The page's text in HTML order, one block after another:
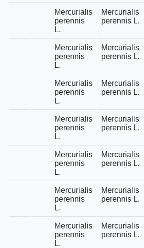
Mercurialis
perennis
L.
Mercurialis
perennis L.
Mercurialis
perennis
L.
Mercurialis
perennis L.
Mercurialis
perennis
L.
Mercurialis
perennis L.
Mercurialis
perennis
L.
Mercurialis
perennis L.
Mercurialis
perennis
L.
Mercurialis
perennis L.
Mercurialis
perennis
L.
Mercurialis
perennis L.
Mercurialis
perennis
L.
Mercurialis
perennis L.